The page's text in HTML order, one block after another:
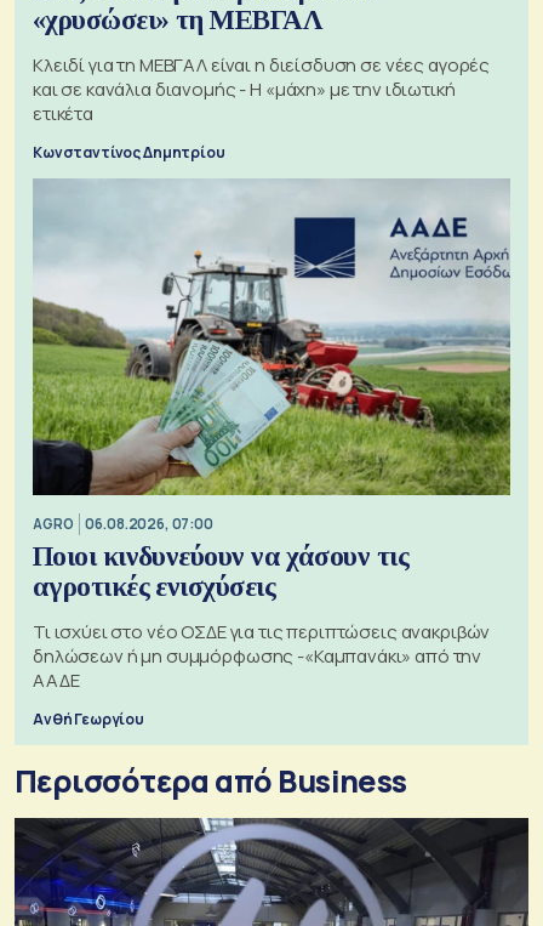
«χρυσώσει» τη ΜΕΒΓΑΛ
Κλειδί για τη ΜΕΒΓΑΛ είναι η διείσδυση σε νέες αγορές
και σε κανάλια διανομής - Η «μάχη» με την ιδιωτική
ετικέτα
Κωνσταντίνος Δημητρίου
AGRO 06.08.2026, 07:00
Ποιοι κινδυνεύουν να χάσουν τις
αγροτικές ενισχύσεις
Τι ισχύει στο νέο ΟΣΔΕ για τις περιπτώσεις ανακριβών
δηλώσεων ή μη συμμόρφωσης -«Καμπανάκι» από την
ΑΑΔΕ
Ανθή Γεωργίου
Περισσότερα από Business